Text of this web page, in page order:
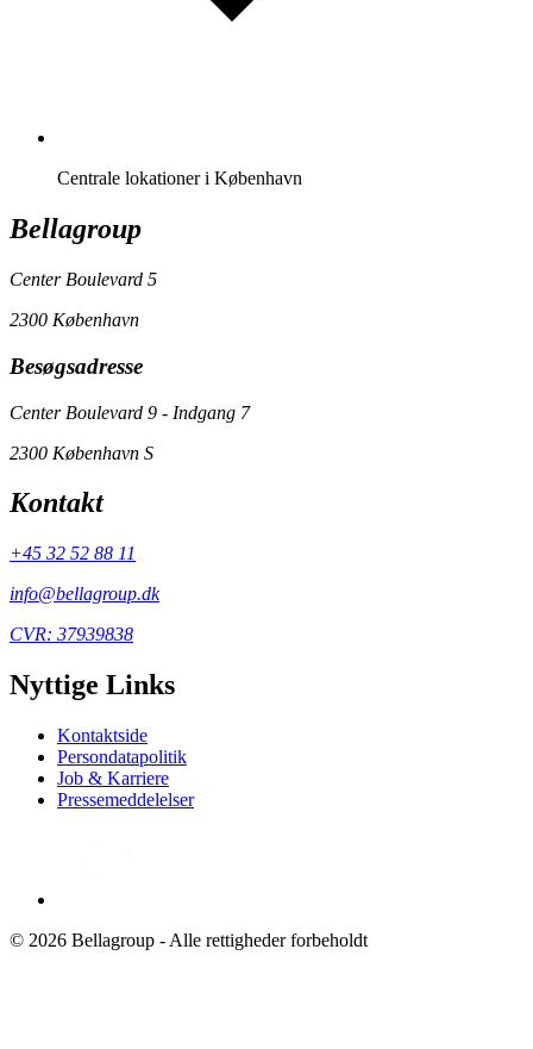
Centrale lokationer i København
Bellagroup
Center Boulevard 5
2300 København
Besøgsadresse
Center Boulevard 9 - Indgang 7
2300 København S
Kontakt
+45 32 52 88 11
info@bellagroup.dk
CVR: 37939838
Nyttige Links
Kontaktside
Persondatapolitik
Job & Karriere
Pressemeddelelser
© 2026 Bellagroup - Alle rettigheder forbeholdt